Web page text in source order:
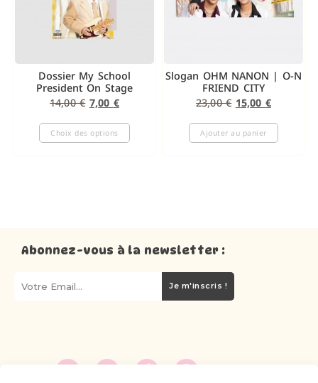
Dossier My School
President On Stage
14,00€ 7,00 €
Choix des options
Slogan OHM NANON | O-N
FRIEND CITY
23,00€ 15,00 €
Ajouter au panier
Abonnez-vous à la newsletter :
Je m'inscris !